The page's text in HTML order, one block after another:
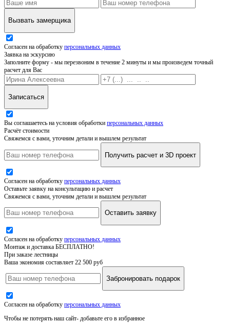
Вызвать замерщика
Согласен на обработку персональных данных
Заявка на эскурсию
Заполните форму - мы перезвоним в течение 2 минуты и мы произведем точный
расчет для Вас
Записаться
Вы соглашаетесь на условия обработки персональных данных
Расчёт стоимости
Свяжемся с вами, уточним детали и вышлем результат
Получить расчет и 3D проект
Согласен на обработку персональных данных
Оставьте заявку на консультацию и расчет
Свяжемся с вами, уточним детали и вышлем результат
Оставить заявку
Согласен на обработку персональных данных
Монтаж и доставка БЕСПЛАТНО!
При заказе лестницы
Ваша экономия составляет 22 500 руб
Забронировать подарок
Согласен на обработку персональных данных
Чтобы не потерять наш сайт- добавьте его в избранное